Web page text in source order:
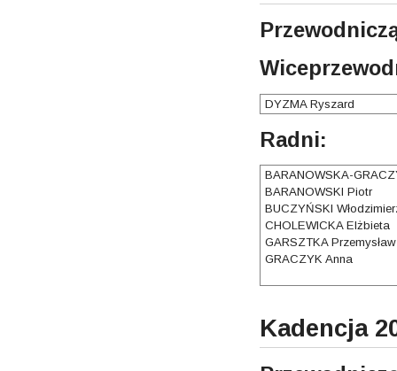
DYZMA Ryszard
Radni:
BARANOWSKA-
BARANOWSKI Piotr
BUCZYŃSKI
CHOLEWICKA Elżbieta
GARSZTKA Przemysław
GRACZYK Anna
Kadencja